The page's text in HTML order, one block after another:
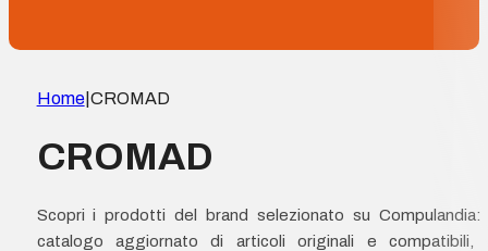
Home| CROMAD
CROMAD
Scopri i prodotti del brand selezionato su Compulandia:
catalogo aggiornato di articoli originali e compatibili,